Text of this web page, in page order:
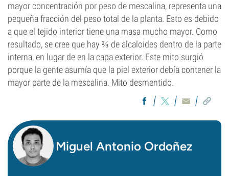
mayor concentración por peso de mescalina, representa una
pequeña fracción del peso total de la planta. Esto es debido
a que el tejido interior tiene una masa mucho mayor. Como
resultado, se cree que hay ⅔ de alcaloides dentro de la parte
interna, en lugar de en la capa exterior. Este mito surgió
porque la gente asumía que la piel exterior debía contener la
mayor parte de la mescalina. Mito desmentido.
Miguel Antonio Ordoñez